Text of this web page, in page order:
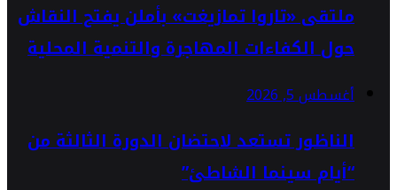
ملتقى «تاروا تمازيغت» بأملن يفتح النقاش
حول الكفاءات المهاجرة والتنمية المحلية
أغسطس 5, 2026
الناظور تستعد لاحتضان الدورة الثالثة من
“أيام سينما الشاطئ”